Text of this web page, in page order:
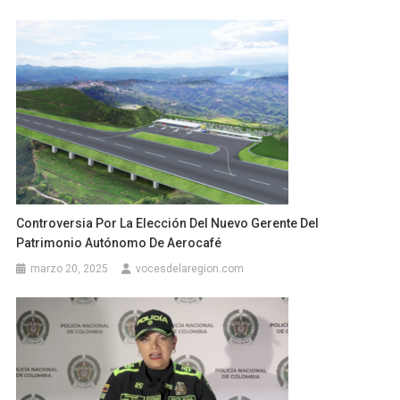
Controversia Por La Elección Del Nuevo Gerente Del
Patrimonio Autónomo De Aerocafé
marzo 20, 2025 vocesdelaregion.com